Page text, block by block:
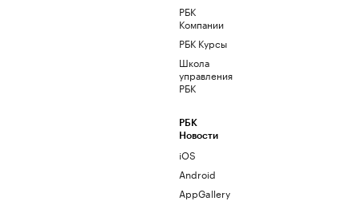
РБК
Компании
РБК Курсы
Школа
управления
РБК
РБК
Новости
iOS
Android
AppGallery